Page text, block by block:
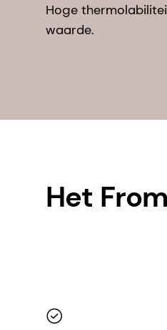
Hoge
waarde.
Het